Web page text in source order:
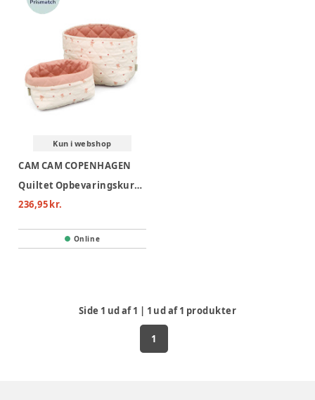
Kun i webshop
CAM CAM COPENHAGEN
Quiltet Opbevaringskurv, Sæt af to - OCS - Bows
236,95 kr.
Online
Side 1 ud af1 | 1 ud af1 produkter
1